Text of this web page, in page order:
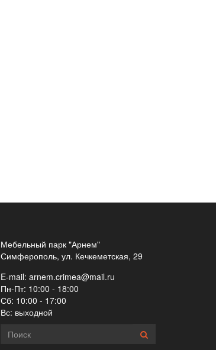
Мебельный парк "Арнем"
Симферополь, ул. Кечкеметская, 29
E-mail: arnem.crimea@mail.ru
Пн-Пт: 10:00 - 18:00
Сб: 10:00 - 17:00
Вс: выходной